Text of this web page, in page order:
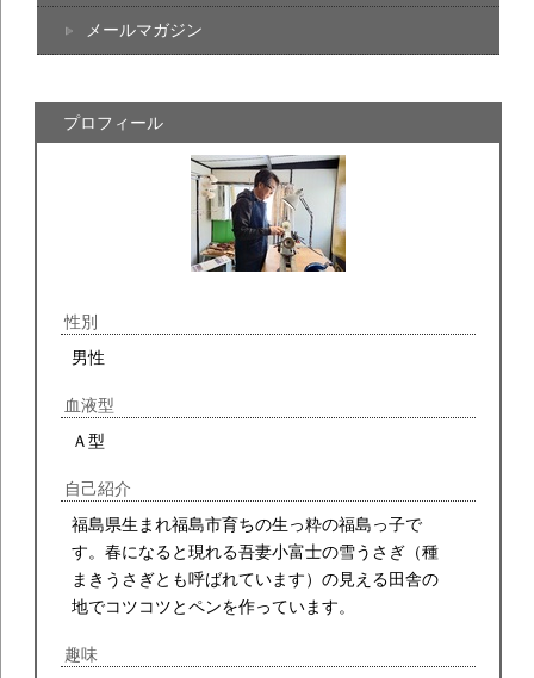
メールマガジン
プロフィール
性別
男性
血液型
Ａ型
自己紹介
福島県生まれ福島市育ちの生っ粋の福島っ子で
す。春になると現れる吾妻小富士の雪うさぎ（種
まきうさぎとも呼ばれています）の見える田舎の
地でコツコツとペンを作っています。
趣味